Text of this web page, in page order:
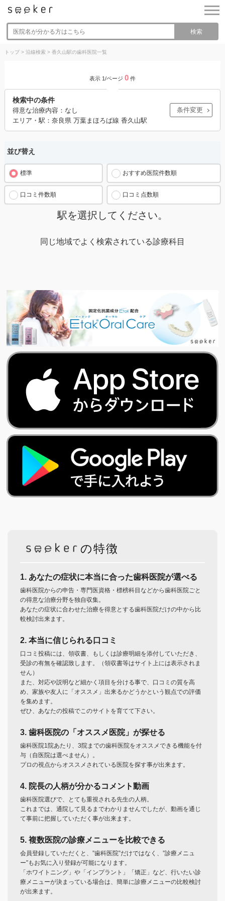
検索
トップ> 沿線検索> 香久山駅の歯科医院一覧
表示 1/ページ 0 件
検索中の条件
得意な治療内容：なし
エリア・駅：奈良県 万葉まほろば線 香久山駅
条件変更
並び替え
標準 おすすめ医院件数順
口コミ件数順 口コミ点数順
駅を選択してください。
同じ地域でよく検索されている診療科目
の特徴
1. あなたの症状に本当に合った歯科医院が選べる
歯科医院からの申告・専門医資格・標榜科目などから歯科医院ごと
の得意な治療分野を独自収集。
あなたの症状に合わせた治療を得意とする歯科医院だけの中から比
較検討出来ます。
2. 本当に信じられる口コミ
口コミ投稿には、領収書、もしくは診療明細を添付していただき、
受診の有無を確認致します。（領収書等はサイト上には表示されま
せん）
また、対応や説明など細かく項目を分ける事で、口コミの質を高
め、家族や友人に「オススメ」出来るかどうかという観点での評価
を集めます。
ぜひ、あなたの投稿でこのサイトを育てて下さい。
3. 歯科医院の「オススメ医院」が探せる
歯科医院1院あたり、3院までの歯科医院をオススメできる機能を付
与（自医院は選べません）。
プロの視点からオススメされている医院を探す事が出来ます。
4. 院長の人柄が分かるコメント動画
歯科医院選びで、とても重視される先生の人柄。
これまでは、通院して見るまでわかりませんでしたが、動画を通じ
て事前に把握していただく事が出来ます。
5. 複数医院の診療メニューを比較できる
会員登録していただくと、”歯科医院”だけではなく、”診療メニュ
ー”もお気に入り登録が可能になります。
「ホワイトニング」や「インプラント」「矯正」など、行いたい診
療メニューが決まっている場合は、簡単に診療メニューの比較検討
が出来ます。